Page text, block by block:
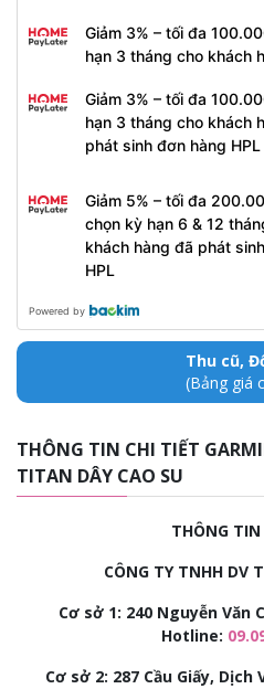
Giảm 3% – tối đa
hạn 3 tháng cho khách
Giảm 3% – tối đa
hạn 3 tháng cho khách
phát sinh đơn hàng HPL
Giảm 5% – tối đa
chọn kỳ hạn 6 & 12
khách hàng đã phát
HPL
Powered by
Thu cũ,
(Bảng giá
THÔNG TIN CHI TIẾT
TITAN DÂY CAO SU
THÔNG TIN
CÔNG TY TNHH DV
Cơ sở 1: 240 Nguyễn Văn
Hotline:
Cơ sở 2: 287 Cầu Giấy, Dịch